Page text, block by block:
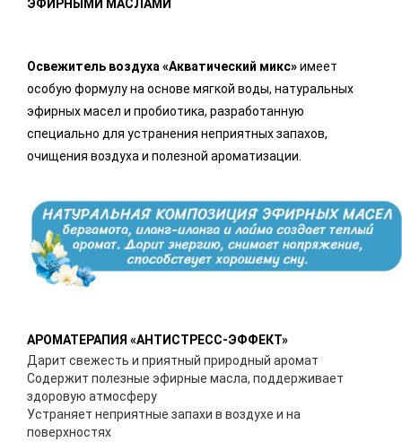
ЭФИРНЫМИ МАСЛАМИ
Освежитель воздуха «Акватический микс»имеет
особую формулу на основе мягкой воды, натуральных
эфирных масел и пробиотика, разработанную
специально для устранения неприятных запахов,
очищения воздуха и полезной ароматизации.
АРОМАТЕРАПИЯ «АНТИСТРЕСС-ЭФФЕКТ»
Дарит свежесть и приятный природный аромат
Содержит полезные эфирные масла, поддерживает
здоровую атмосферу
Устраняет неприятные запахи в воздухе и на
поверхностях